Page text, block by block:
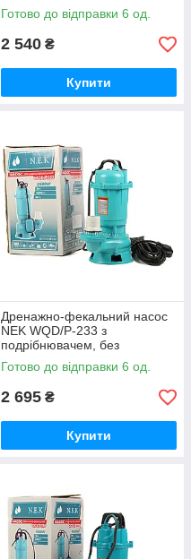
Готово до відправки 6 од.
2 540 ₴
Купити
Дренажно-фекальний насос
NEK WQD/P-233 з
подрібнювачем, без
поплавка
Готово до відправки 6 од.
2 695 ₴
Купити